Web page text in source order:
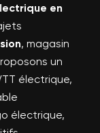
en
, magasin
un
électrique,
électrique,